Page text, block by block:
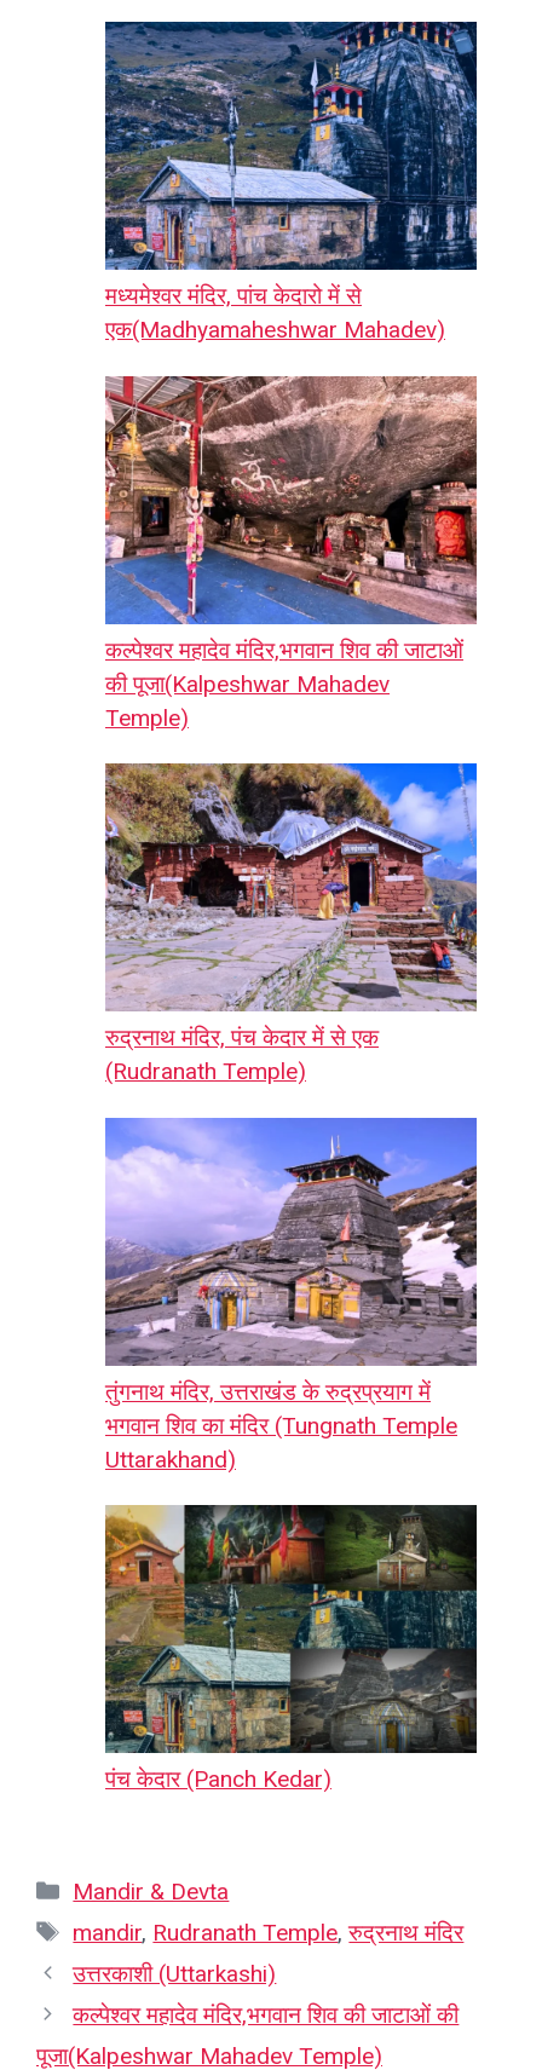
मध्यमेश्वर मंदिर, पांच केदारो में से
एक(Madhyamaheshwar Mahadev)
कल्पेश्वर महादेव मंदिर,भगवान शिव की जाटाओं
की पूजा(Kalpeshwar Mahadev
Temple)
रुद्रनाथ मंदिर, पंच केदार में से एक
(Rudranath Temple)
तुंगनाथ मंदिर, उत्तराखंड के रुद्रप्रयाग में
भगवान शिव का मंदिर (Tungnath Temple
Uttarakhand)
पंच केदार (Panch Kedar)
Categories
Mandir & Devta
Tags
mandir, Rudranath Temple,रुद्रनाथ मंदिर
उत्तरकाशी (Uttarkashi)
कल्पेश्वर महादेव मंदिर,भगवान शिव की जाटाओं की
पूजा(Kalpeshwar Mahadev Temple)